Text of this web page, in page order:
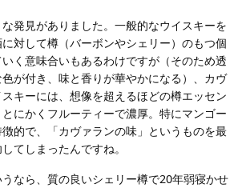
発見がありました。一般的なウイスキーを
対して樽（バーボンやシェリー）のもつ個
く意味合いもあるわけですが（そのため透
が付き、味と香りが華やかになる）、カヴ
キーには、想像を超えるほどの樽エッセン
にかくフルーティーで濃厚。特にマンゴー
的で、「カヴァランの味」というものを最
てしまったんですね。
なら、質の良いシェリー樽で20年弱寝かせ